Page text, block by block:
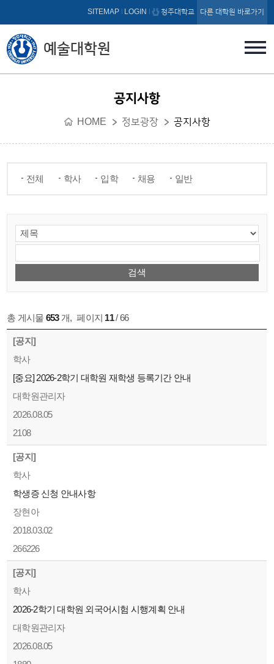
본문 바로가기
예술대학원
SITEMAP LOGIN 청주대학교 다른 대학원 바로가기
공지사항
HOME 정보광장 공지사항
전체 학사 입학 채용 일반
총 게시물 653개, 페이지 11/ 66
[공지]
학사
[중요] 2026-2학기 대학원 재학생 등록기간 안내
대학원관리자
2026.08.05
2108
[공지]
학사
학생증 신청 안내사항
장현아
2018.03.02
266226
[공지]
학사
2026-2학기 대학원 외국어시험 시행계획 안내
대학원관리자
2026.08.05